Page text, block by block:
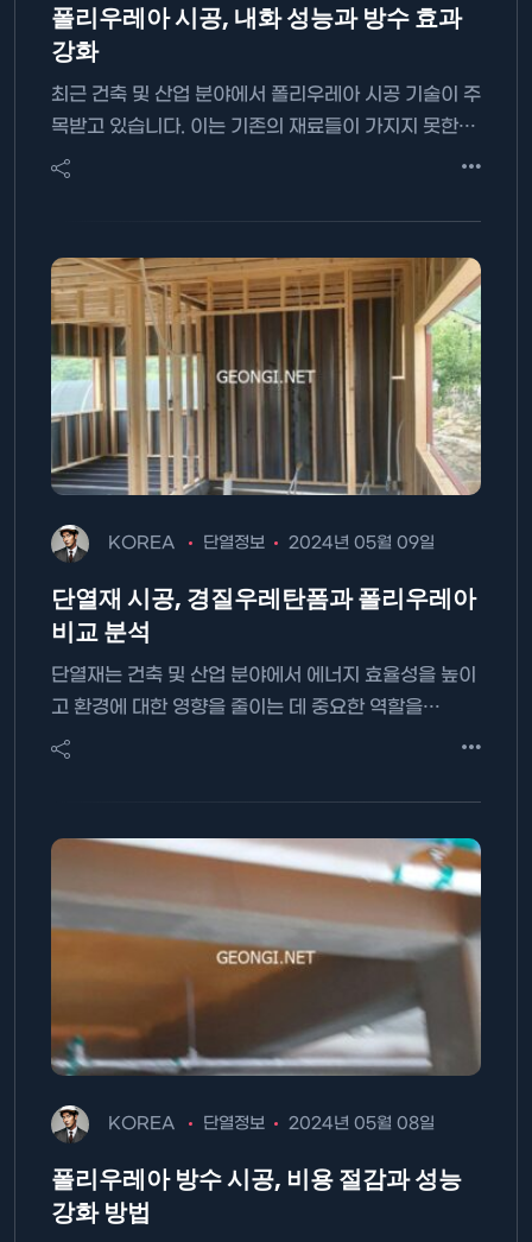
폴리우레아 시공, 내화 성능과 방수 효과
강화
최근 건축 및 산업 분야에서 폴리우레아 시공 기술이 주
목받고 있습니다. 이는 기존의 재료들이 가지지 못한…
KOREA 단열정보 2024년 05월 09일
단열재 시공, 경질우레탄폼과 폴리우레아
비교 분석
단열재는 건축 및 산업 분야에서 에너지 효율성을 높이
고 환경에 대한 영향을 줄이는 데 중요한 역할을…
KOREA 단열정보 2024년 05월 08일
폴리우레아 방수 시공, 비용 절감과 성능
강화 방법